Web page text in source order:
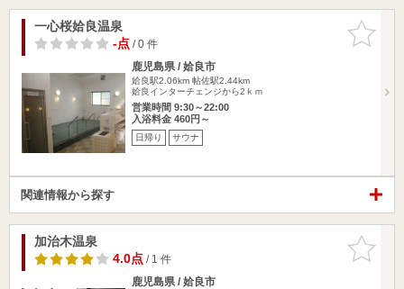
お気に入
りに追加
一心桜姶良温泉
-点/ 0 件
鹿児島県 / 姶良市
姶良駅2.06km 帖佐駅2.44km
姶良インターチェンジから2ｋｍ
営業時間 9:30～22:00
入浴料金 460円～
日帰り サウナ
関連情報から探す
お気に入
りに追加
加治木温泉
4.0点/ 1 件
鹿児島県 / 姶良市